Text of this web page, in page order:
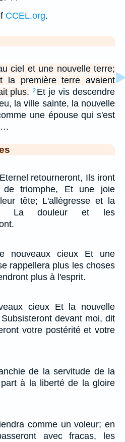
CCEL.org.
ciel et une nouvelle terre;
la première terre avaient
plus.
2 Et je vis descendre
la ville sainte, la nouvelle
une épouse qui s'est
retourneront, Ils iront
triomphe, Et une joie
tête; L'allégresse et la
La douleur et les
nouveaux cieux Et une
rappellera plus les choses
plus à l'esprit.
cieux Et la nouvelle
devant moi, dit
votre postérité et votre
de la servitude de la
à la liberté de la gloire
comme un voleur; en
avec fracas, les